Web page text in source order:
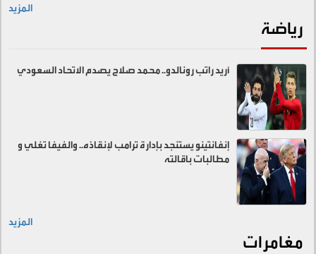
المزيد
رياضة
أريد راتب رونالدو.. محمد صلاح يصدم الاتحاد السعودي
إنفانتينو يستنجد بإدارة ترامب لإنقاذه.. والفيفا تغلي و
مطالبات باقالته
المزيد
مغامرات